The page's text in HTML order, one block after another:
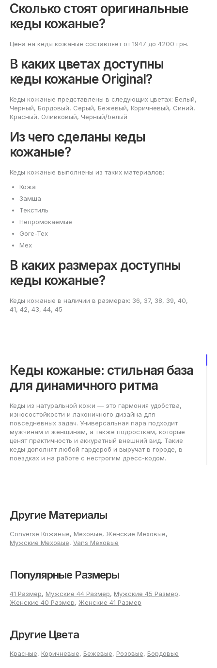
Сколько стоят оригинальные
кеды кожаные?
Цена на кеды кожаные составляет от 1947 до 4200 грн.
В каких цветах доступны
кеды кожаные Original?
Кеды кожаные представлены в следующих цветах: Белый,
Черный, Бордовый, Серый, Бежевый, Коричневый, Синий,
Красный, Оливковый, Черный/белый
Из чего сделаны кеды
кожаные?
Кеды кожаные выполнены из таких материалов:
Кожа
Замша
Текстиль
Непромокаемые
Gore-Tex
Мех
В каких размерах доступны
кеды кожаные?
Кеды кожаные в наличии в размерах: 36, 37, 38, 39, 40,
41, 42, 43, 44, 45
Кеды кожаные: стильная база
для динамичного ритма
Кеды из натуральной кожи — это гармония удобства,
износостойкости и лаконичного дизайна для
повседневных задач. Универсальная пара подходит
мужчинам и женщинам, а также подросткам, которые
ценят практичность и аккуратный внешний вид. Такие
кеды дополнят любой гардероб и выручат в городе, в
поездках и на работе с нестрогим дресс-кодом.
Плотная натуральная кожа держит форму дольше
синтетических материалов и переносит регулярные
сгибы без заломов. Со временем верх подстраивается
под индивидуальные особенности стопы, что повышает
комфорт при длительной носке. Материал пропускает
дня.
Как правильно ухаживать за
кожаными кедами
Чтобы пара выглядела аккуратно и служила долго,
необходимо регулярное очищение и бережная сушка при
солнца. После прогулки стоит удалить следы пыли мягкой
Другие Материалы
Converse Кожаные, Меховые, Женские Меховые,
Мужские Меховые, Vans Меховые
Популярные Размеры
41 Размер, Мужские 44 Размер, Мужские 45 Размер,
Женские 40 Размер, Женские 41 Размер
Другие Цвета
Красные, Коричневые, Бежевые, Розовые, Бордовые